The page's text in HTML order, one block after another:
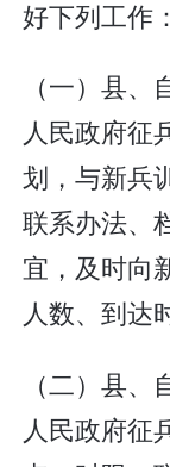
好下列工作：
（一）县
人民政府征
划，与新兵
联系办法、
宜，及时向
人数、到达
（二）县
人民政府征